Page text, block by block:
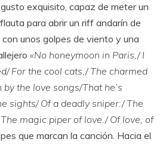
exquisito, capaz de meter un
para abrir un riff andarín de
unos golpes de viento y una
«No honeymoon in Paris,/ I
For the cool cats,/ The charmed
the love songs/That he’s
sights/ Of a deadly sniper:/ The
magic piper of love./ Of love, of
que marcan la canción. Hacia el